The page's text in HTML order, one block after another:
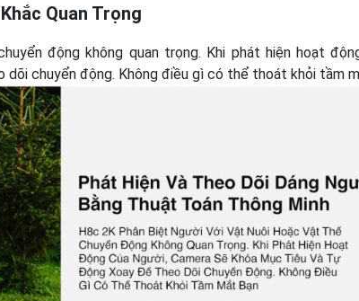
Quan Trọng
động không quan trọng. Khi phát hiện hoạt
chuyển động. Không điều gì có thể thoát khỏi tầm